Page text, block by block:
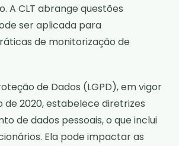
A CLT abrange questões
ser aplicada para
de monitorização de
de Dados (LGPD), em vigor
2020, estabelece diretrizes
de dados pessoais, o que inclui
Ela pode impactar as